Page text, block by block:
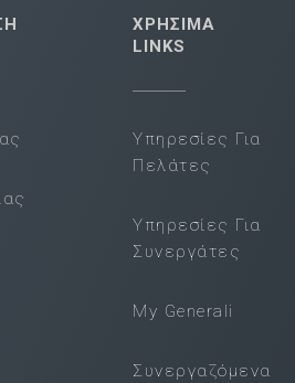
ΧΡΗΣΙΜΑ
LINKS
Υπηρεσίες Για
Πελάτες
Υπηρεσίες Για
Συνεργάτες
My Generali
Συνεργαζόμενα